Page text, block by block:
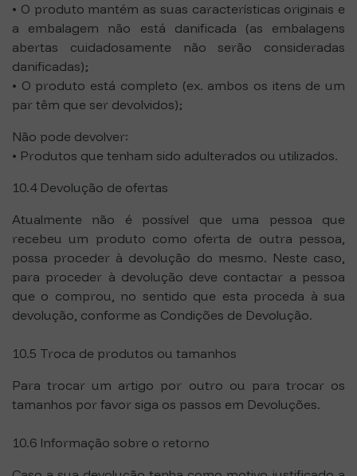
• O produto mantém as suas características originais e
a embalagem não está danificada (as embalagens
abertas cuidadosamente não serão consideradas
danificadas);
• O produto está completo (ex. ambos os itens de um
par têm que ser devolvidos);
Não pode devolver:
• Produtos que tenham sido adulterados ou utilizados.
10.4 Devolução de ofertas
Atualmente não é possível que uma pessoa que
recebeu um produto como oferta de outra pessoa,
possa proceder à devolução do mesmo. Neste caso,
para proceder à devolução deve contactar a pessoa
que o comprou, no sentido que esta proceda à sua
devolução, conforme as Condições de Devolução.
10.5 Troca de produtos ou tamanhos
Para trocar um artigo por outro ou para trocar os
tamanhos por favor siga os passos em Devoluções.
10.6 Informação sobre o retorno